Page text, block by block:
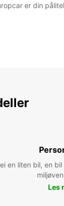
er din
en liten bil, en
Les